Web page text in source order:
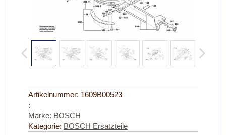
Artikelnummer: 1609B00523
:
Marke: BOSCH
Kategorie: BOSCH Ersatzteile